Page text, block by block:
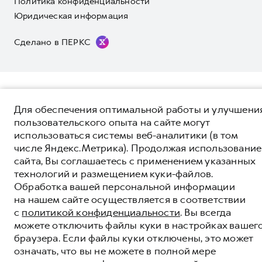
информация может быть изменена в любое время без
предварительного уведомления.
владельца автомобиля и на данной странице, приоритет
отдается сведениям, указанным в сервисной книжке. ООО
«Грейт Волл Мотор Рус» оставляет за собой право внесения
изменений в гарантийную политику без предварительного
уведомления.
Юридическая информация
Сделано в ПЕРКС
Для обеспечения оптимальной работы и
пользовательского опыта на сайте могут
использоваться системы веб-аналитики (в том
числе Яндекс.Метрика). Продолжая использование
сайта, Вы соглашаетесь с применением указанных
технологий и размещением куки-файлов.
Обработка вашей персональной информации
на нашем сайте осуществляется в соответствии
с политикой конфиденциальности. Вы всегда
можете отключить файлы куки в настройках
браузера. Если файлы куки отключены, это может
означать, что вы не можете в полной мере